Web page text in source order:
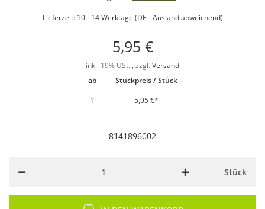
Lieferzeit: 10 - 14 Werktage (DE - Ausland abweichend)
5,95 €
inkl. 19% USt. , zzgl. Versand
ab
Stückpreis / Stück
1
5,95 €*
8141896002
Stück